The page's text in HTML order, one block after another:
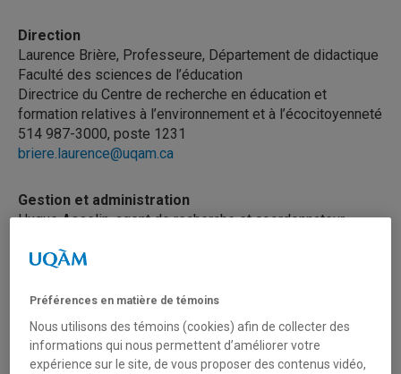
Direction
Laurence Brière, Professeure, Département de didactique
Faculté des sciences de l’éducation
Directrice du Centre de recherche en éducation et
formation relatives à l’environnement et à l’écocitoyenneté
514 987-3000, poste 1231
briere.laurence@uqam.ca
Gestion et administration
Hugue Asselin, agent de recherche et coordonnateur
asselin.hugue@uqam.ca
Communications
Léa Delambre, responsable des communications
514 987-6749
ere@uqam.ca
Préférences en matière de témoins
Nous utilisons des témoins (cookies) afin de collecter des
informations qui nous permettent d’améliorer votre
expérience sur le site, de vous proposer des contenus vidéo,